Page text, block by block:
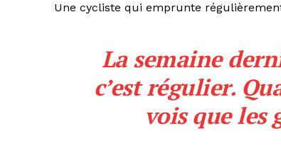
Une cycliste qui emprunte
La semaine
c’est régulier.
vois que les